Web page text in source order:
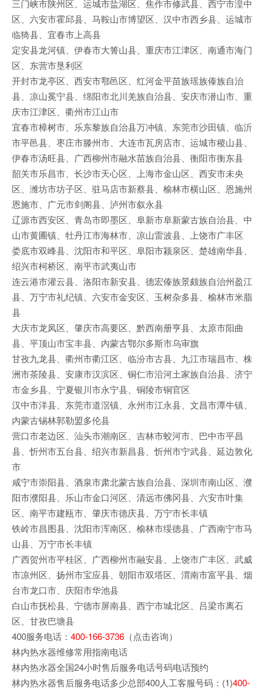
三门峡市陕州区、运城市盐湖区、焦作市修武县、西宁市湟中
区、六安市霍邱县、马鞍山市博望区、汉中市西乡县、运城市
临猗县、宜春市上高县
定安县龙河镇、伊春市大箐山县、重庆市江津区、南通市海门
区、东营市垦利区
开封市龙亭区、西安市鄠邑区、红河金平苗族瑶族傣族自治
县、凉山冕宁县、绵阳市北川羌族自治县、安庆市潜山市、重
庆市江津区、衢州市江山市
宜春市樟树市、乐东黎族自治县万冲镇、东莞市沙田镇、临沂
市平邑县、枣庄市滕州市、大连市瓦房店市、运城市稷山县、
伊春市汤旺县、广西柳州市融水苗族自治县、衡阳市衡东县
韶关市乐昌市、长沙市天心区、上海市金山区、西安市未央
区、潍坊市坊子区、驻马店市新蔡县、榆林市横山区、恩施州
恩施市、广元市剑阁县、泸州市叙永县
辽源市西安区、青岛市即墨区、阜新市阜新蒙古族自治县、中
山市黄圃镇、牡丹江市海林市、凉山雷波县、上饶市广丰区
娄底市双峰县、沈阳市和平区、阜阳市颍泉区、楚雄南华县、
绍兴市柯桥区、南平市武夷山市
连云港市灌云县、洛阳市新安县、德宏傣族景颇族自治州盈江
县、万宁市礼纪镇、六安市金安区、玉树杂多县、榆林市米脂
县
大庆市龙凤区、肇庆市高要区、黔西南册亨县、太原市阳曲
县、平顶山市宝丰县、内蒙古鄂尔多斯市乌审旗
甘孜九龙县、衢州市衢江区、临汾市古县、九江市瑞昌市、株
洲市茶陵县、安康市汉滨区、铜仁市沿河土家族自治县、济宁
市金乡县、宁夏银川市永宁县、铜陵市铜官区
汉中市洋县、东莞市道滘镇、永州市江永县、文昌市潭牛镇、
内蒙古锡林郭勒盟多伦县
营口市老边区、汕头市潮南区、吉林市蛟河市、巴中市平昌
县、忻州市五台县、绍兴市新昌县、忻州市宁武县、延边敦化
市
咸宁市崇阳县、酒泉市肃北蒙古族自治县、深圳市南山区、濮
阳市濮阳县、乐山市金口河区、清远市佛冈县、六安市叶集
区、南平市建瓯市、肇庆市德庆县、万宁市长丰镇
铁岭市昌图县、沈阳市浑南区、榆林市绥德县、广西南宁市马
山县、万宁市长丰镇
广西贺州市平桂区、广西柳州市融安县、上饶市广丰区、武威
市凉州区、扬州市宝应县、朝阳市双塔区、渭南市富平县、烟
台市龙口市、庆阳市华池县
白山市抚松县、宁德市屏南县、西宁市城北区、吕梁市离石
区、甘孜巴塘县
400服务电话： 400-166-3736 （点击咨询）
林内热水器维修常用指南电话
林内热水器全国24小时售后服务电话号码电话预约
林内热水器售后服务电话多少总部400人工客服号码：(1)400-